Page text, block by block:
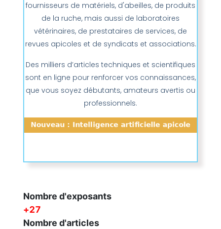
fournisseurs de matériels, d'abeilles, de produits
de la ruche, mais aussi de laboratoires
vétérinaires, de prestataires de services, de
revues apicoles et de syndicats et associations.
Des milliers d’articles techniques et scientifiques
sont en ligne pour renforcer vos connaissances,
que vous soyez débutants, amateurs avertis ou
professionnels.
69
Nombre d'exposants
Nombre d'articles